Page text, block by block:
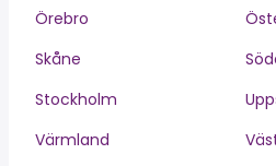
Örebro
Skåne
Stockholm
Värmland